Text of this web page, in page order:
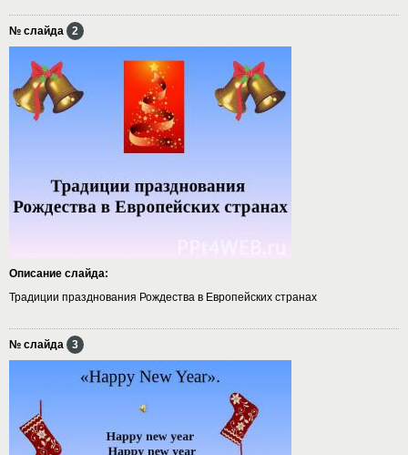
№ слайда 2
Описание слайда:
Традиции празднования Рождества в Европейских странах
№ слайда 3